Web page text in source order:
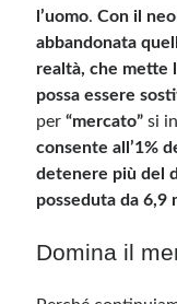
l’uomo. Con il
abbandonata
realtà, che mette
possa essere
per “mercato” si
consente all’1%
detenere più del
posseduta da 6,9
Domina il